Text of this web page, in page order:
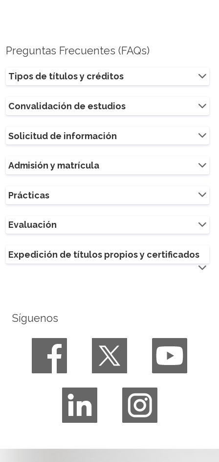
Preguntas Frecuentes (FAQs)
Tipos de títulos y créditos
Convalidación de estudios
Solicitud de información
Admisión y matrícula
Prácticas
Evaluación
Expedición de títulos propios y certificados
Síguenos